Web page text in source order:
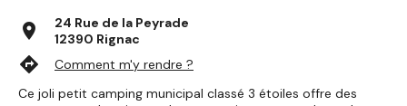
location_on
24 Rue de la Peyrade
12390 Rignac
directions
Comment m'y rendre ?
Ce joli petit camping municipal classé 3 étoiles offre des